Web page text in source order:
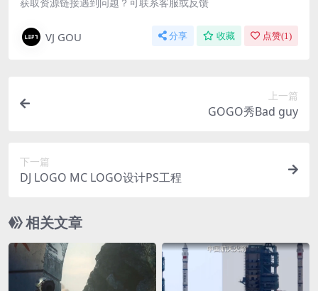
VJ GOU 分享 收藏 点赞(1 )
上一篇
GOGO秀Bad guy
下一篇
DJ LOGO MC LOGO设计PS工程
相关文章